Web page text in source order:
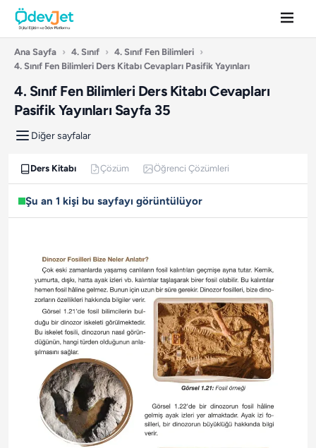
Ana Sayfa › 4. Sınıf › 4. Sınıf Fen Bilimleri ›
4. Sınıf Fen Bilimleri Ders Kitabı Cevapları Pasifik Yayınları
4. Sınıf Fen Bilimleri Ders Kitabı Cevapları
Pasifik Yayınları Sayfa 35
Diğer sayfalar
Ders Kitabı Çözüm Öğrenci Çözümleri
Şu an 1 kişi bu sayfayı görüntülüyor